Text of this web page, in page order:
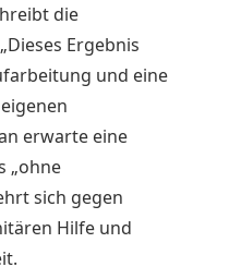
die
Ergebnis
und eine
erwarte eine
„ohne
sich gegen
Hilfe und